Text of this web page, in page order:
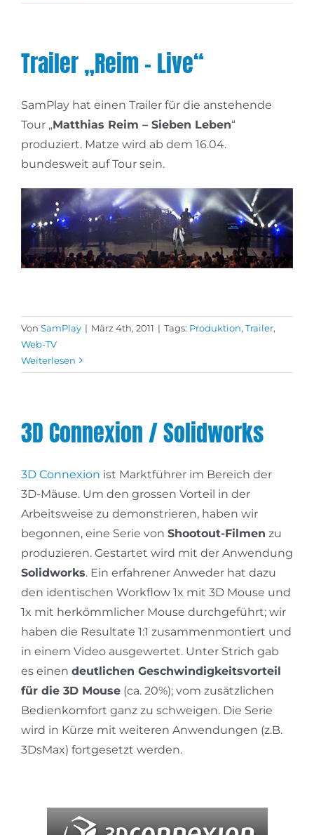
Trailer „Reim – Live“
SamPlay hat einen Trailer für die anstehende
Tour „Matthias Reim – Sieben Leben“
produziert. Matze wird ab dem 16.04.
bundesweit auf Tour sein.
Von SamPlay | März 4th, 2011 | Tags: Produktion, Trailer,
Web-TV
Weiterlesen
3D Connexion / Solidworks
3D Connexion ist Marktführer im Bereich der
3D-Mäuse. Um den grossen Vorteil in der
Arbeitsweise zu demonstrieren, haben wir
begonnen, eine Serie von Shootout-Filmen zu
produzieren. Gestartet wird mit der Anwendung
Solidworks. Ein erfahrener Anweder hat dazu
den identischen Workflow 1x mit 3D Mouse und
1x mit herkömmlicher Mouse durchgeführt; wir
haben die Resultate 1:1 zusammenmontiert und
in einem Video ausgewertet. Unter Strich gab
es einen deutlichen Geschwindigkeitsvorteil
für die 3D Mouse (ca. 20%); vom zusätzlichen
Bedienkomfort ganz zu schweigen. Die Serie
wird in Kürze mit weiteren Anwendungen (z.B.
3DsMax) fortgesetzt werden.